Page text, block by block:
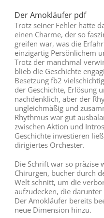
Der Amokläufer pdf
Trotz seiner Fehler hatte
einen Charme, der so
greifen war, was die
einzigartig Persönlichem
Trotz der manchmal
blieb die Geschichte
Besetzung fb2
der Geschichte, Erlösung
nachdenklich, aber der
ungleichmäßig und
Rhythmus war gut
zwischen Aktion und
Geschichte investieren
dirigiertes Orchester.
Die Schrift war so präzise
Chirurgen, bucher durch
Welt schnitt, um die
aufzudecken, die darunter
Der Amokläufer bereits
neue Dimension hinzu.